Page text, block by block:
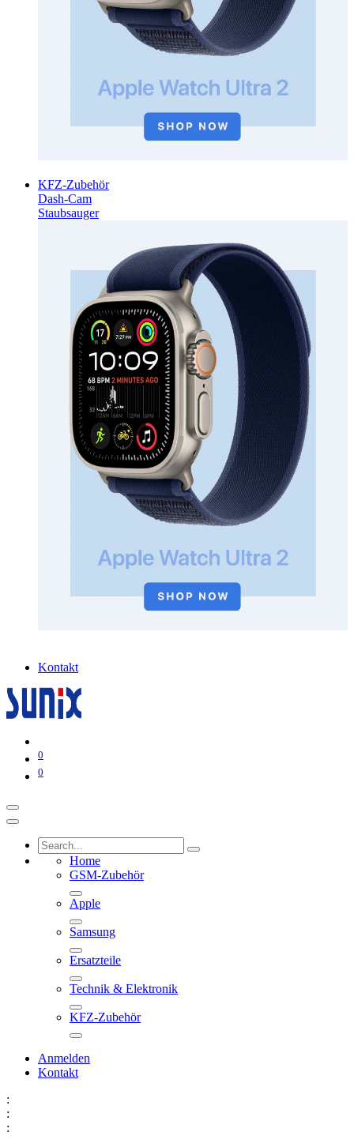
KFZ-Zubehör
Dash-Cam
Staubsauger
Kontakt
0
0
Home
GSM-Zubehör
Apple
Samsung
Ersatzteile
Technik & Elektronik
KFZ-Zubehör
Anmelden
Kontakt
:
:
: